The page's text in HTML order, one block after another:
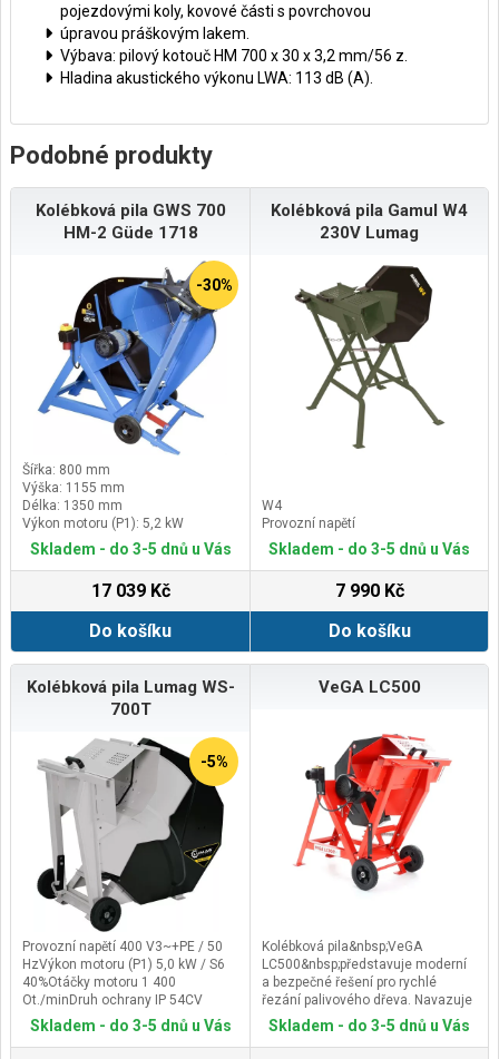
pojezdovými koly, kovové části s povrchovou
úpravou práškovým lakem.
Výbava: pilový kotouč HM 700 x 30 x 3,2 mm/56 z.
Hladina akustického výkonu LWA: 113 dB (A).
Podobné produkty
Kolébková pila GWS 700
HM-2 Güde 1718
-30%
Šířka: 800 mm
Výška: 1155 mm
Délka: 1350 mm
Výkon motoru (P1): 5,2 kW
Skladem - do 3-5 dnů u Vás
17 039 Kč
Do košíku
Kolébková pila Gamul W4
230V Lumag
W4
Provozní napětí
Skladem - do 3-5 dnů u Vás
7 990 Kč
Do košíku
Kolébková pila Lumag WS-
700T
-5%
Provozní napětí 400 V3~+PE / 50
HzVýkon motoru (P1) 5,0 kW / S6
40%Otáčky motoru 1 400
Ot./minDruh ochrany IP 54CV
pilový kotouč-Ø 700 mmVnitřní Ø
kotouče 30 mmPočet zubů
60Řezný výkon - Ø (min/max) 80 -
Skladem - do 3-5 dnů u Vás
VeGA LC500
Kolébková pila&nbsp;VeGA
LC500&nbsp;představuje moderní
a bezpečné řešení pro rychlé
řezání palivového dřeva. Navazuje
na osvědčený princip klasických
cirkulárek, ale díky kolébkovému
podavači nabízí výrazně vyšší
Skladem - do 3-5 dnů u Vás